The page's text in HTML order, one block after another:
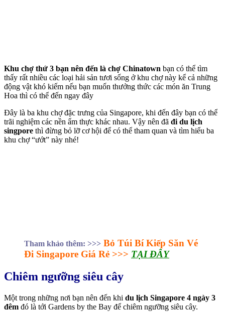
Khu chợ thứ 3 bạn nên đến là chợ Chinatown bạn có thể tìm
thấy rất nhiều các loại hải sản tươi sống ở khu chợ này kể cả những
động vật khó kiếm nếu bạn muốn thưởng thức các món ăn Trung
Hoa thì có thể đến ngay đây
Đây là ba khu chợ đặc trưng của Singapore, khi đến đây bạn có thể
trãi nghiệm các nền ẩm thực khác nhau. Vậy nên đã đi du lịch
singpore thì đừng bỏ lỡ cơ hội để có thể tham quan và tìm hiểu ba
khu chợ “ướt” này nhé!
Tham khảo thêm: >>> Bỏ Túi Bí Kiếp Săn Vé
Đi Singapore Giá Rẻ >>> TẠI ĐÂY
Chiêm ngưỡng siêu cây
Một trong những nơi bạn nên đến khi du lịch Singapore 4 ngày 3
đêm đó là tới Gardens by the Bay để chiêm ngưỡng siêu cây.